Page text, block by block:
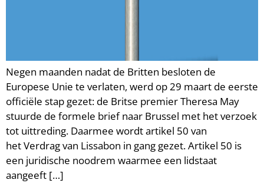
Negen maanden nadat de Britten besloten de
Europese Unie te verlaten, werd op 29 maart de eerste
officiële stap gezet: de Britse premier Theresa May
stuurde de formele brief naar Brussel met het verzoek
tot uittreding. Daarmee wordt artikel 50 van
het Verdrag van Lissabon in gang gezet. Artikel 50 is
een juridische noodrem waarmee een lidstaat
aangeeft […]